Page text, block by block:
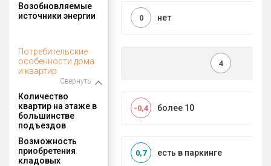
Возобновляемые
источники энергии
нет
0
Потребительские
особенности дома
и квартир
Свернуть
4
Количество
квартир на этаже в
большинстве
подъездов
более 10
-0,4
Возможность
приобретения
кладовых
есть в паркинге
0,7